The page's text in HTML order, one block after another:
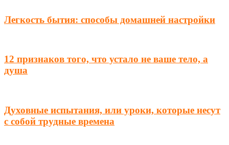
Легкость бытия: способы домашней настройки
12 признаков того, что устало не ваше тело, а
душа
Духовные испытания, или уроки, которые несут
с собой трудные времена